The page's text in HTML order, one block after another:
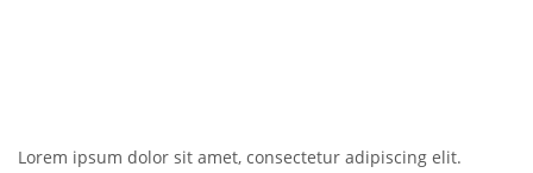
Lorem ipsum dolor sit amet, consectetur adipiscing elit.